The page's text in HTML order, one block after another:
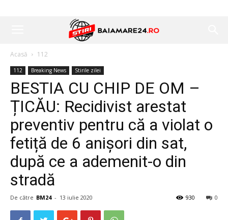
Acasă 112
112 Breaking News Stirile zilei
BESTIA CU CHIP DE OM –
ȚICĂU: Recidivist arestat
preventiv pentru că a violat o
fetiță de 6 anișori din sat,
după ce a ademenit-o din
stradă
De către BM24 - 13 iulie 2020 0
930